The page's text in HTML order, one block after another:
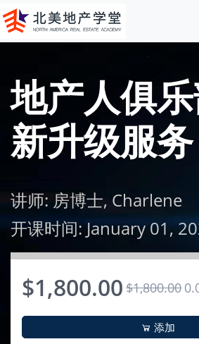
地产人俱
新升级服务
讲师: 房博士, Charlene
开课时间: January 01,
$1,800.00 $1,800.00
添加